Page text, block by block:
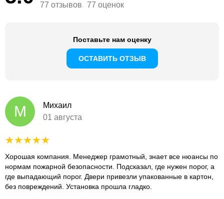
77 отзывов 77 оценок
Поставьте нам оценку
ОСТАВИТЬ ОТЗЫВ
М
Михаил
01 августа
Хорошая компания. Менеджер грамотный, знает все нюансы по
нормам пожарной безопасности. Подсказал, где нужен порог, а
где выпадающий порог. Двери привезли упакованные в картон,
без повреждений. Установка прошла гладко.